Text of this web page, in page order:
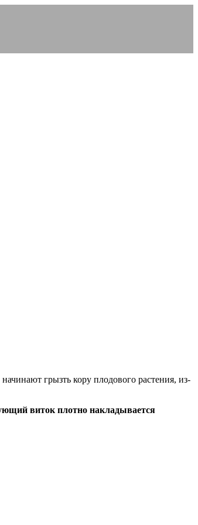
грызть кору плодового растения, из-
виток плотно накладывается